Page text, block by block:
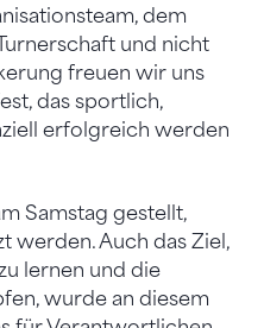
dem
und nicht
freuen wir uns
das sportlich,
erfolgreich werden
Samstag gestellt,
werden. Auch das Ziel,
lernen und die
wurde an diesem